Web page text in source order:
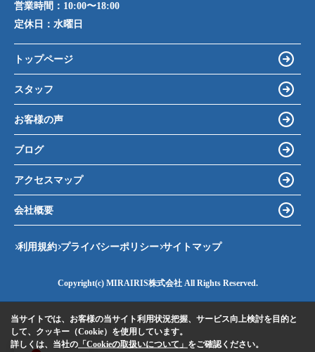
営業時間： 10:00〜18:00
定休日： 水曜日
トップページ
スタッフ
お客様の声
ブログ
アクセスマップ
会社概要
利用規約 プライバシーポリシー サイトマップ
Copyright(c) MIRAIRIS株式会社 All Rights Reserved.
当サイトでは、お客様の当サイト利用状況把握、サービス向上検討を目的と
して、クッキー（Cookie）を使用しています。
詳しくは、当社の 「Cookieの取扱いについて」 をご確認ください。